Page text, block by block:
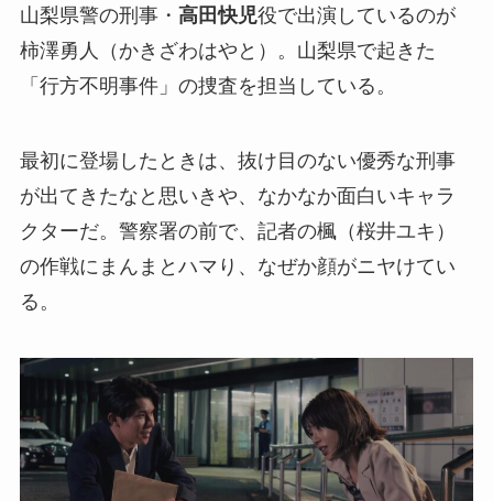
山梨県警の刑事・ 高田快児役で出演しているのが
柿澤勇人（かきざわはやと）。山梨県で起きた
「行方不明事件」の捜査を担当している。
最初に登場したときは、抜け目のない優秀な刑事
が出てきたなと思いきや、なかなか面白いキャラ
クターだ。警察署の前で、記者の楓（桜井ユキ）
の作戦にまんまとハマり、なぜか顔がニヤけてい
る。